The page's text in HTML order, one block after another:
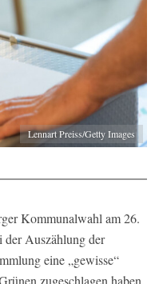
Lennart Preiss/Getty Images
Kommunalwahl am 26.
der Auszählung der
eine „gewisse“
zugeschlagen haben.